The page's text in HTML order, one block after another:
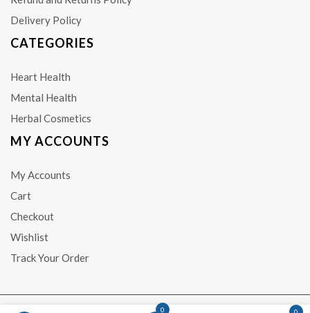
0
Delivery Policy
CATEGORIES
Heart Health
Mental Health
Herbal Cosmetics
MY ACCOUNTS
My Accounts
Cart
Checkout
Wishlist
Track Your Order